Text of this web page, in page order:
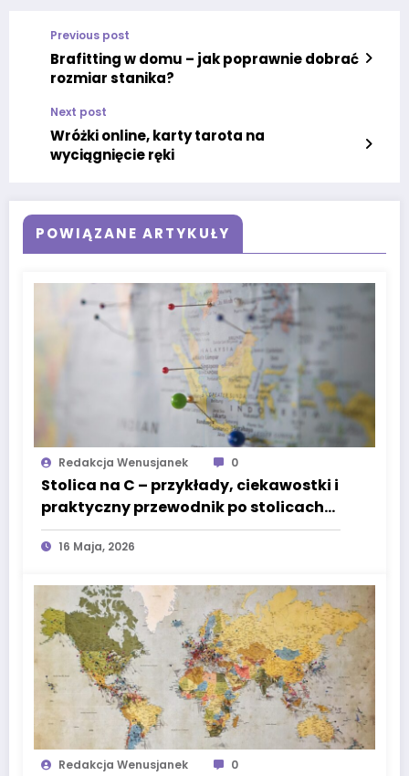
Previous post
Brafitting w domu – jak poprawnie dobrać
rozmiar stanika?
Next post
Wróżki online, karty tarota na
wyciągnięcie ręki
POWIĄZANE ARTYKUŁY
Redakcja Wenusjanek 0
Stolica na C – przykłady, ciekawostki i
praktyczny przewodnik po stolicach
świata
16 Maja, 2026
Redakcja Wenusjanek 0